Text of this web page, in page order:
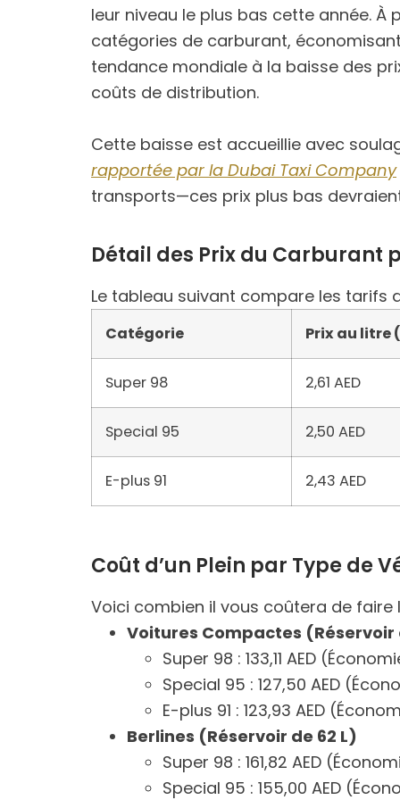
leur niveau le plus bas cette année.
catégories de carburant, économisant
tendance mondiale à la baisse des
coûts de distribution.
Cette baisse est accueillie avec
rapportée par la Dubai Taxi Company
transports—ces prix plus bas
Détail des Prix du Carburant
Le tableau suivant compare les tarifs
Catégorie Prix au litre
Super 98 2,61 AED
Special 95 2,50 AED
E-plus 91 2,43 AED
Coût d’un Plein par Type de
Voici combien il vous coûtera de faire
Voitures Compactes (Réservoir
Super 98 : 133,11 AED
Special 95 : 127,50 AED
E-plus 91 : 123,93 AED
Berlines (Réservoir de 62 L)
Super 98 : 161,82 AED
Special 95 : 155,00 AED